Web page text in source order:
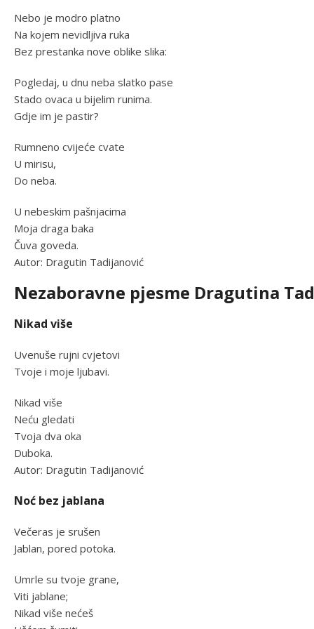
Nebo je modro platno
Na kojem nevidljiva ruka
Bez prestanka nove oblike slika:
Pogledaj, u dnu neba slatko pase
Stado ovaca u bijelim runima.
Gdje im je pastir?
Rumneno cvijeće cvate
U mirisu,
Do neba.
U nebeskim pašnjacima
Moja draga baka
Čuva goveda.
Autor: Dragutin Tadijanović
Nezaboravne pjesme Dragutina
Nikad više
Uvenuše rujni cvjetovi
Tvoje i moje ljubavi.
Nikad više
Neću gledati
Tvoja dva oka
Duboka.
Autor: Dragutin Tadijanović
Noć bez jablana
Večeras je srušen
Jablan, pored potoka.
Umrle su tvoje grane,
Viti jablane;
Nikad više nećeš